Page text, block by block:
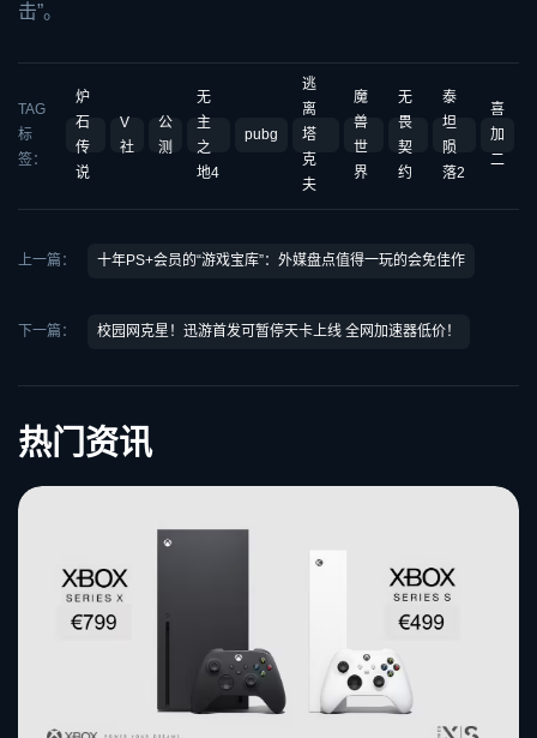
击”。
TAG
标
签：
炉
石
传
说
V
社
公
测
无
主
之
地4
pubg
逃
离
塔
克
夫
魔
兽
世
界
无
畏
契
约
泰
坦
陨
落2
喜
加
二
上一篇： 十年PS+会员的“游戏宝库”：外媒盘点值得一玩的会免佳作
下一篇： 校园网克星！迅游首发可暂停天卡上线 全网加速器低价！
热门资讯